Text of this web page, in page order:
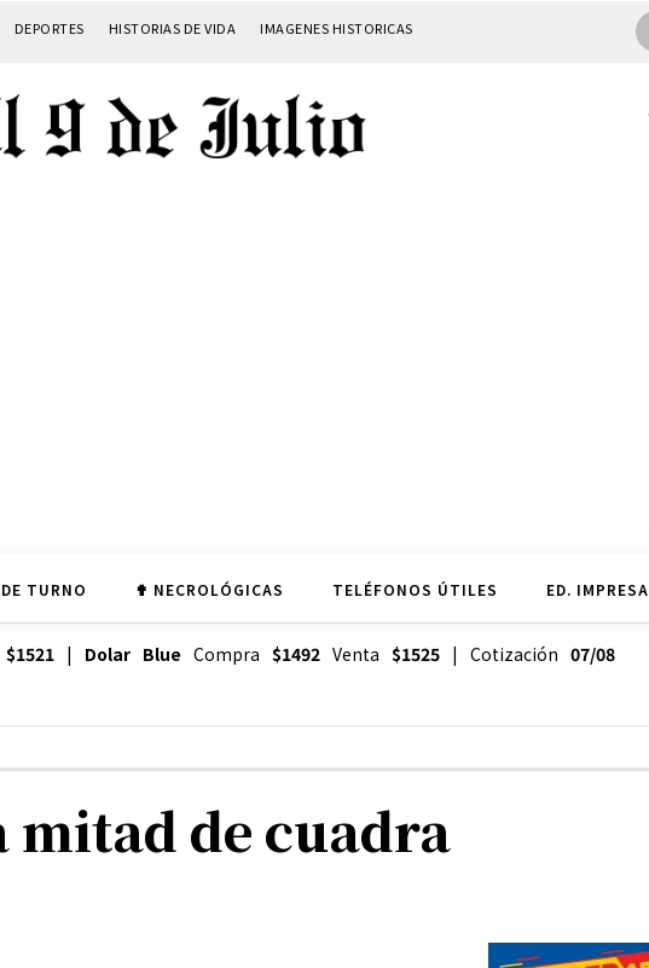
DEPORTES HISTORIAS DE VIDA IMAGENES HISTORICAS
TURNO ✟ NECROLÓGICAS TELÉFONOS ÚTILES ED. IMPRESA
$1521| Dolar Blue Compra $1492Venta $1525| Cotización 07/08
mitad de cuadra